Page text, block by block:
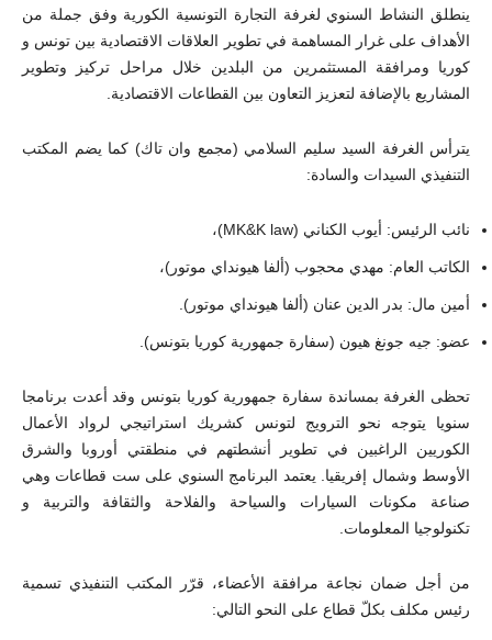
ينطلق النشاط السنوي لغرفة التجارة التونسية الكورية وفق جملة من
الأهداف على غرار المساهمة في تطوير العلاقات الاقتصادية بين تونس و
كوريا ومرافقة المستثمرين من البلدين خلال مراحل تركيز وتطوير
المشاريع بالإضافة لتعزيز التعاون بين القطاعات الاقتصادية.
يترأس الغرفة السيد سليم السلامي (مجمع وان تاك) كما يضم المكتب
التنفيذي السيدات والسادة:
نائب الرئيس: أيوب الكناني (MK&K law)،
الكاتب العام: مهدي محجوب (ألفا هيونداي موتور)،
أمين مال: بدر الدين عنان (ألفا هيونداي موتور).
عضو: جيه جونغ هيون (سفارة جمهورية كوريا بتونس).
تحظى الغرفة بمساندة سفارة جمهورية كوريا بتونس وقد أعدت برنامجا
سنويا يتوجه نحو الترويج لتونس كشريك استراتيجي لرواد الأعمال
الكوريين الراغبين في تطوير أنشطتهم في منطقتي أوروبا والشرق
الأوسط وشمال إفريقيا. يعتمد البرنامج السنوي على ست قطاعات وهي
صناعة مكونات السيارات والسياحة والفلاحة والثقافة والتربية و
تكنولوجيا المعلومات.
من أجل ضمان نجاعة مرافقة الأعضاء، قرّر المكتب التنفيذي تسمية
رئيس مكلف بكلّ قطاع على النحو التالي: